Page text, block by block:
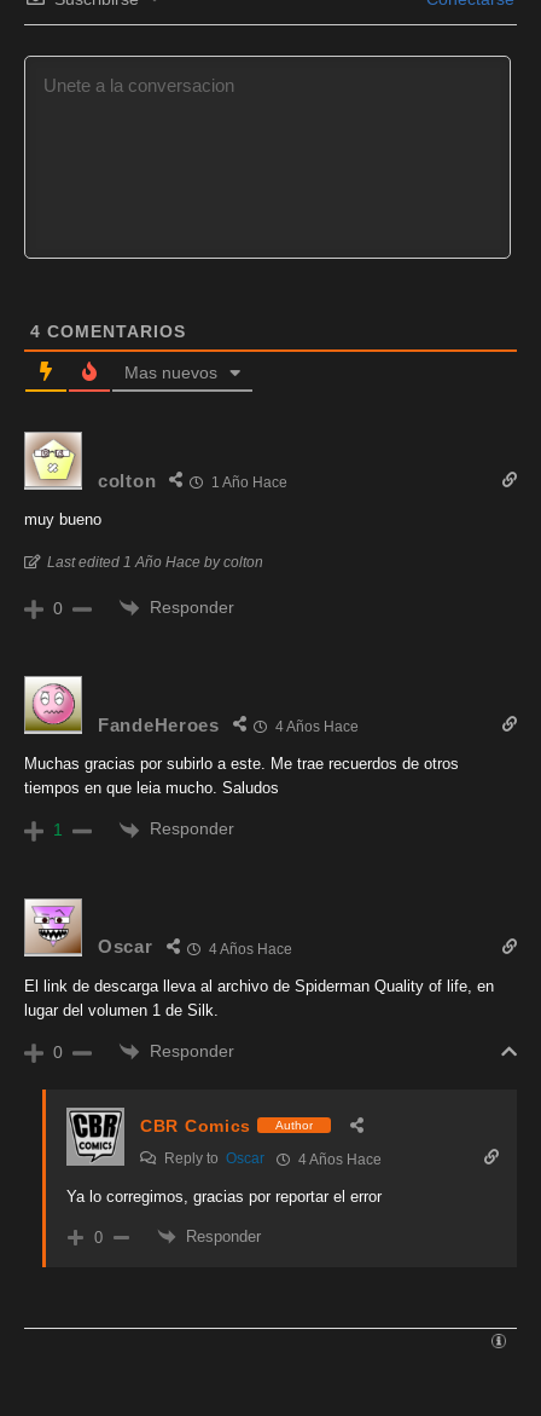
4 COMENTARIOS
Mas nuevos
colton 1 Año Hace
muy bueno
Last edited 1 Año Hace by colton
0 Responder
FandeHeroes 4 Años Hace
Muchas gracias por subirlo a este. Me trae recuerdos de otros
tiempos en que leia mucho. Saludos
1 Responder
Oscar 4 Años Hace
El link de descarga lleva al archivo de Spiderman Quality of life, en
lugar del volumen 1 de Silk.
0 Responder
CBR Comics Author
Reply to Oscar 4 Años Hace
Ya lo corregimos, gracias por reportar el error
0 Responder